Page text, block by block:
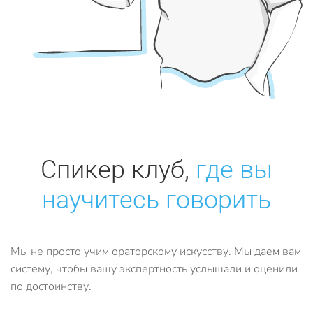
Спикер клуб, где вы
научитесь говорить
Мы не просто учим ораторскому искусству. Мы даем вам
систему, чтобы вашу экспертность услышали и оценили
по достоинству.